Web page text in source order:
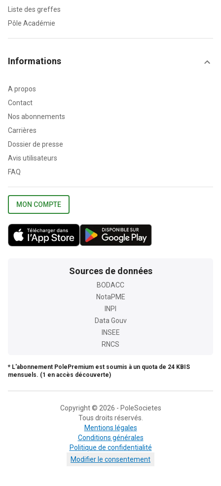
Liste des greffes
Pôle Académie
Informations
A propos
Contact
Nos abonnements
Carrières
Dossier de presse
Avis utilisateurs
FAQ
MON COMPTE
Sources de données
BODACC
NotaPME
INPI
Data Gouv
INSEE
RNCS
* L'abonnement PolePremium est soumis à un quota de 24 KBIS
mensuels. (1 en accès découverte)
Copyright © 2026 - PoleSocietes
Tous droits réservés.
Mentions légales
Conditions générales
Politique de confidentialité
Modifier le consentement